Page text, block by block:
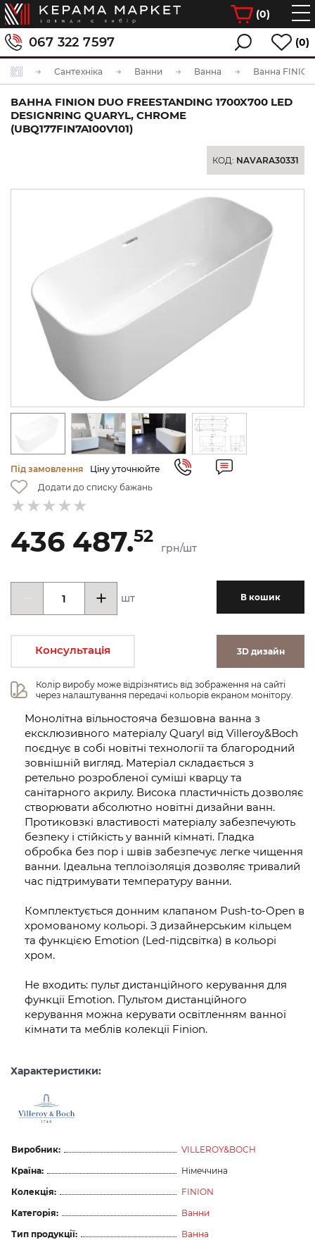
(0)
067 322 7597 (0)
Сантехніка Ванни Ванна
ВАННА FINION DUO FREESTANDING 1700X700 LED
DESIGNRING QUARYL, CHROME
(UBQ177FIN7A100V101)
КОД: NAVARA30331
Під замовлення
Ціну уточнюйте
Додати до списку бажань
436 487.52
грн/шт
шт В кошик
Консультація 3D дизайн
Колір виробу може відрізнятись від зображення на сайті
через налаштування передачі кольорів екраном монітору.
Монолітна вільностояча безшовна ванна з
ексклюзивного матеріалу Quaryl від Villeroy&Boch
поєднує в собі новітні технології та благородний
зовнішній вигляд. Матеріал складається з
ретельно розробленої суміші кварцу та
санітарного акрилу. Висока пластичність дозволяє
створювати абсолютно новітні дизайни ванн.
Протиковзкі властивості матеріалу забезпечують
безпеку і стійкість у ванній кімнаті. Гладка
обробка без пор і швів забезпечує легке чищення
ванни. Ідеальна теплоізоляція дозволяє тривалий
час підтримувати температуру ванни.
Комплектується донним клапаном Push-to-Open в
хромованому кольорі. З дизайнерським кільцем
та функцією Emotion (Led-підсвітка) в кольорі
хром.
Не входить: пульт дистанційного керування для
функції Emotion. Пультом дистанційного
керування можна керувати освітленням ванної
кімнати та меблів колекції Finion.
Характеристики:
Виробник:
VILLEROY&BOCH
Країна:
Німеччина
Колекція:
FINION
Категорія:
Ванни
Тип продукції:
Ванна